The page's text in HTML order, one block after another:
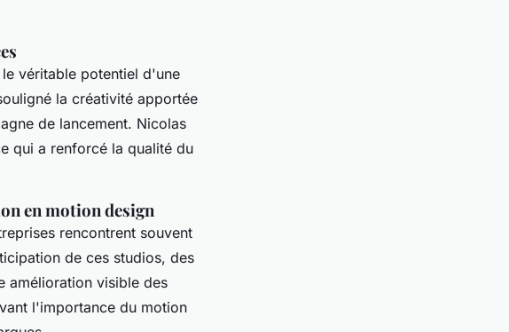
véritable potentiel d'une
la créativité apportée
de lancement. Nicolas
qui a renforcé la qualité du
en motion design
rencontrent souvent
de ces studios, des
amélioration visible des
l'importance du motion